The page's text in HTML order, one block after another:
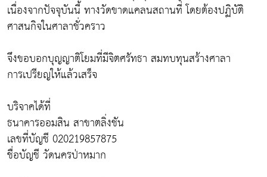
เนื่องจากปัจจุบันนี้ ทางวัดขาดแคลนสถานที่ โดยต้องปฏิบัติ
ศาสนกิจในศาลาชั่วคราว
จึงขอบอกบุญญาติโยมที่มีจิตศรัทธา สมทบทุนสร้างศาลา
การเปรียญให้แล้วเสร็จ
บริจาคได้ที่
ธนาคารออมสิน สาขาตลิ่งชัน
เลขที่บัญชี 020219857875
ชื่อบัญชี วัดนครป่าหมาก